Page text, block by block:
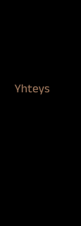
Yhteys